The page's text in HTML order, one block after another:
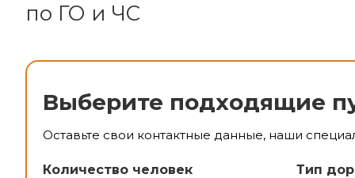
по ГО и ЧС
Выберите подходящие
Оставьте свои контактные данные, наши
Количество человек Тип